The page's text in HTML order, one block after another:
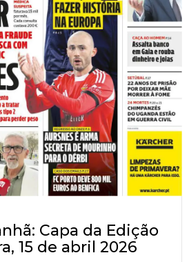
Capa da Edição
15 de abril 2026